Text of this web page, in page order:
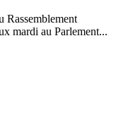
Rassemblement
mardi au Parlement...